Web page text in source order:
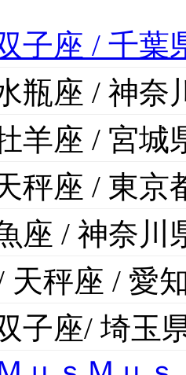
子座 / 千葉
瓶座 / 神奈
羊座 / 宮城
秤座 / 東京
座 / 神奈川
天秤座 / 愛
子座/ 埼玉